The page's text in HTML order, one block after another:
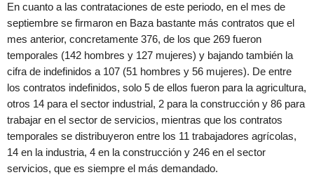
En cuanto a las contrataciones de este periodo, en el mes de
septiembre se firmaron en Baza bastante más contratos que el
mes anterior, concretamente 376, de los que 269 fueron
temporales (142 hombres y 127 mujeres) y bajando también la
cifra de indefinidos a 107 (51 hombres y 56 mujeres). De entre
los contratos indefinidos, solo 5 de ellos fueron para la agricultura,
otros 14 para el sector industrial, 2 para la construcción y 86 para
trabajar en el sector de servicios, mientras que los contratos
temporales se distribuyeron entre los 11 trabajadores agrícolas,
14 en la industria, 4 en la construcción y 246 en el sector
servicios, que es siempre el más demandado.